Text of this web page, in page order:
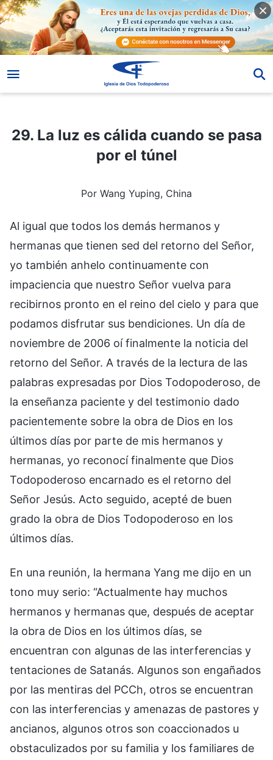
29. La luz es cálida cuando se pasa por el túnel
29. La luz es cálida cuando se pasa
por el túnel
Por Wang Yuping, China
Al igual que todos los demás hermanos y
hermanas que tienen sed del retorno del Señor,
yo también anhelo continuamente con
impaciencia que nuestro Señor vuelva para
recibirnos pronto en el reino del cielo y para que
podamos disfrutar sus bendiciones. Un día de
noviembre de 2006 oí finalmente la noticia del
retorno del Señor. A través de la lectura de las
palabras expresadas por Dios Todopoderoso, de
la enseñanza paciente y del testimonio dado
pacientemente sobre la obra de Dios en los
últimos días por parte de mis hermanos y
hermanas, yo reconocí finalmente que Dios
Todopoderoso encarnado es el retorno del
Señor Jesús. Acto seguido, acepté de buen
grado la obra de Dios Todopoderoso en los
últimos días.
En una reunión, la hermana Yang me dijo en un
tono muy serio: “Actualmente hay muchos
hermanos y hermanas que, después de aceptar
la obra de Dios en los últimos días, se
encuentran con algunas de las interferencias y
tentaciones de Satanás. Algunos son engañados
por las mentiras del PCCh, otros se encuentran
con las interferencias y amenazas de pastores y
ancianos, algunos otros son coaccionados u
obstaculizados por su familia y los familiares de